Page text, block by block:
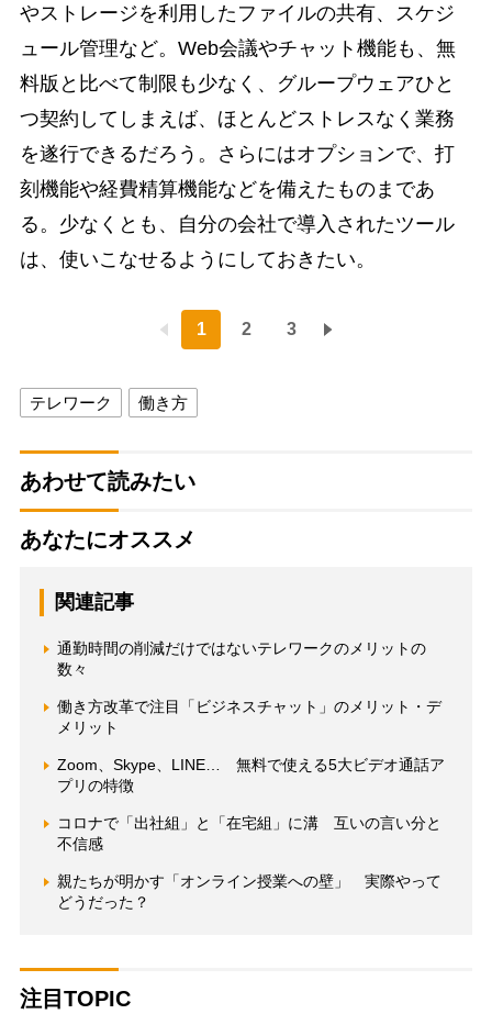
やストレージを利用したファイルの共有、スケジ
ュール管理など。Web会議やチャット機能も、無
料版と比べて制限も少なく、グループウェアひと
つ契約してしまえば、ほとんどストレスなく業務
を遂行できるだろう。さらにはオプションで、打
刻機能や経費精算機能などを備えたものまであ
る。少なくとも、自分の会社で導入されたツール
は、使いこなせるようにしておきたい。
1 2 3
テレワーク 働き方
あわせて読みたい
あなたにオススメ
関連記事
通勤時間の削減だけではないテレワークのメリットの
数々
働き方改革で注目「ビジネスチャット」のメリット・デ
メリット
Zoom、Skype、LINE… 無料で使える5大ビデオ通話ア
プリの特徴
コロナで「出社組」と「在宅組」に溝 互いの言い分と
不信感
親たちが明かす「オンライン授業への壁」 実際やって
どうだった？
注目TOPIC